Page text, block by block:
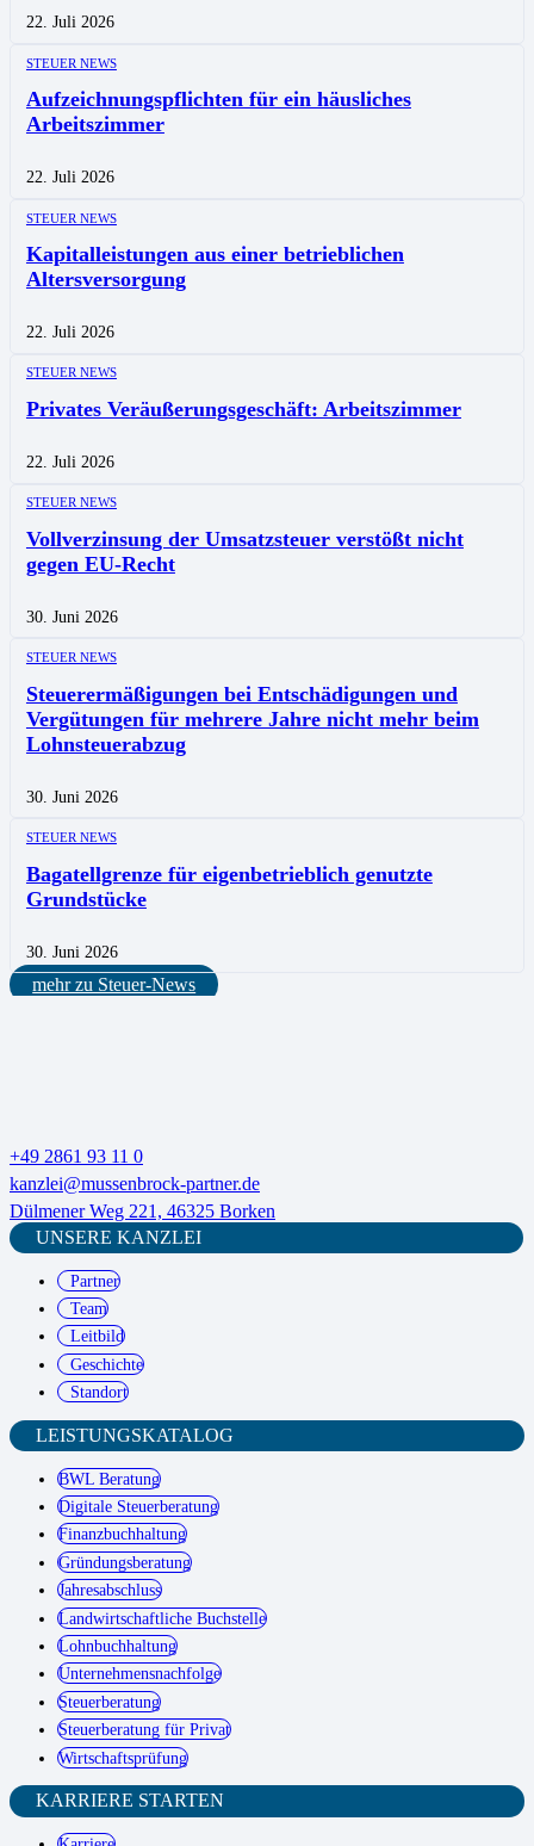
22. Juli 2026
STEUER NEWS
Aufzeichnungspflichten für ein häusliches
Arbeitszimmer
22. Juli 2026
STEUER NEWS
Kapitalleistungen aus einer betrieblichen
Altersversorgung
22. Juli 2026
STEUER NEWS
Privates Veräußerungsgeschäft: Arbeitszimmer
22. Juli 2026
STEUER NEWS
Vollverzinsung der Umsatzsteuer verstößt nicht
gegen EU-Recht
30. Juni 2026
STEUER NEWS
Steuerermäßigungen bei Entschädigungen und
Vergütungen für mehrere Jahre nicht mehr beim
Lohnsteuerabzug
30. Juni 2026
STEUER NEWS
Bagatellgrenze für eigenbetrieblich genutzte
Grundstücke
30. Juni 2026
mehr zu Steuer-News
+49 2861 93 11 0
kanzlei@mussenbrock-partner.de
Dülmener Weg 221, 46325 Borken
UNSERE KANZLEI
Partner
Team
Leitbild
Geschichte
Standort
LEISTUNGSKATALOG
BWL Beratung
Digitale Steuerberatung
Finanzbuchhaltung
Gründungsberatung
Jahresabschluss
Landwirtschaftliche Buchstelle
Lohnbuchhaltung
Unternehmensnachfolge
Steuerberatung
Steuerberatung für Privat
Wirtschaftsprüfung
KARRIERE STARTEN